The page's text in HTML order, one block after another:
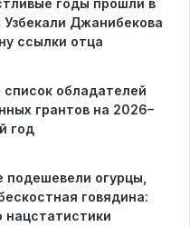
годы прошли в
Узбекали Джанибекова
ссылки отца
список обладателей
грантов на 2026–
год
подешевели огурцы,
говядина: